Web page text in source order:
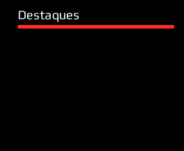
Destaques